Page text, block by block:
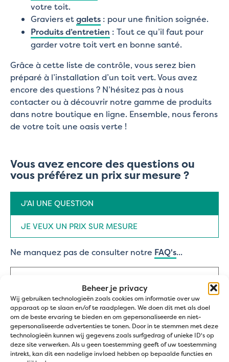
Beheer je privacy
Wij gebruiken technologieën zoals cookies om informatie over uw
apparaat op te slaan en/of te raadplegen. We doen dit met als doel
om de beste ervaring te bieden en om gepersonaliseerde en niet-
gepersonaliseerde advertenties te tonen. Door in te stemmen met deze
technologieën kunnen wij gegevens zoals surfgedrag of unieke ID's op
deze site verwerken. Als u geen toestemming geeft of uw toestemming
intrekt, kan dit een nadelige invloed hebben op bepaalde functies en
votre toit.
Graviers etgalets : pour une finition soignée.
Produits d’entretien : Tout ce qu’il faut pour
garder votre toit vert en bonne santé.
Grâce à cette liste de contrôle, vous serez bien
préparé à l’installation d’un toit vert. Vous avez
encore des questions ? N’hésitez pas à nous
contacter ou à découvrir notre gamme de produits
dans notre boutique en ligne. Ensemble, nous ferons
de votre toit une oasis verte !
Vous avez encore des questions ou
vous préférez un prix sur mesure ?
Type
demande
(Nécessaire)
J'AI UNE QUESTION
JE VEUX UN PRIX SUR MESURE
Ne manquez pas de consulter notre FAQ's...
Nom
Prénom
Nom
Adresse
e-
mail